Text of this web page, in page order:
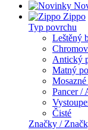
Zippo
Typ povrchu
Leštěný
Antický
Matný
Pancer /
Čisté
Značky /